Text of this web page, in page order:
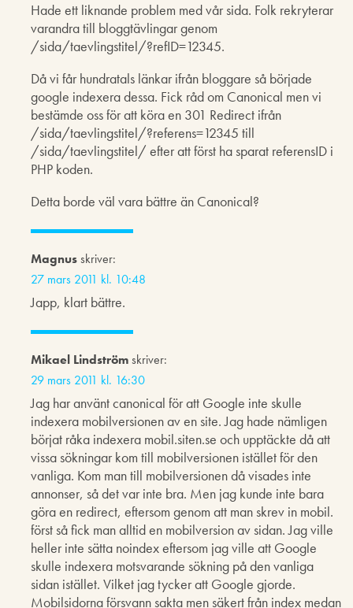
Hade ett liknande problem med vår sida. Folk rekryterar
varandra till bloggtävlingar genom
/sida/taevlingstitel/?refID=12345.
Då vi får hundratals länkar ifrån bloggare så började
google indexera dessa. Fick råd om Canonical men vi
bestämde oss för att köra en 301 Redirect ifrån
/sida/taevlingstitel/?referens=12345 till
/sida/taevlingstitel/ efter att först ha sparat referensID i
PHP koden.
Detta borde väl vara bättre än Canonical?
Magnusskriver:
27 mars 2011 kl. 10:48
Japp, klart bättre.
Mikael Lindströmskriver:
29 mars 2011 kl. 16:30
Jag har använt canonical för att Google inte skulle
indexera mobilversionen av en site. Jag hade nämligen
börjat råka indexera mobil.siten.se och upptäckte då att
vissa sökningar kom till mobilversionen istället för den
vanliga. Kom man till mobilversionen då visades inte
annonser, så det var inte bra. Men jag kunde inte bara
göra en redirect, eftersom genom att man skrev in mobil.
först så fick man alltid en mobilversion av sidan. Jag ville
heller inte sätta noindex eftersom jag ville att Google
skulle indexera motsvarande sökning på den vanliga
sidan istället. Vilket jag tycker att Google gjorde.
Mobilsidorna försvann sakta men säkert från index medan